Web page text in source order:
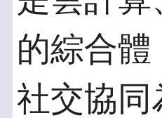
的綜合
社交協同